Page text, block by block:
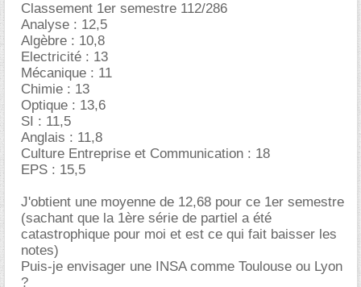
Classement 1er semestre 112/286
Analyse : 12,5
Algèbre : 10,8
Electricité : 13
Mécanique : 11
Chimie : 13
Optique : 13,6
SI : 11,5
Anglais : 11,8
Culture Entreprise et Communication : 18
EPS : 15,5
J'obtient une moyenne de 12,68 pour ce 1er semestre
(sachant que la 1ère série de partiel a été
catastrophique pour moi et est ce qui fait baisser les
notes)
Puis-je envisager une INSA comme Toulouse ou Lyon
?